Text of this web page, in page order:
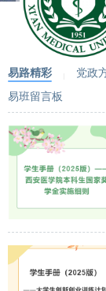
易路精彩 党政
易班留言板